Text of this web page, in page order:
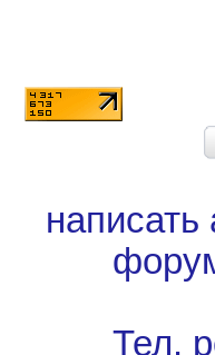
Тел.